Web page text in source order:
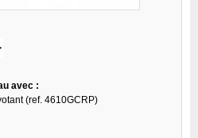
avec :
(ref. 4610GCRP)